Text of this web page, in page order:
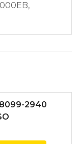
2940